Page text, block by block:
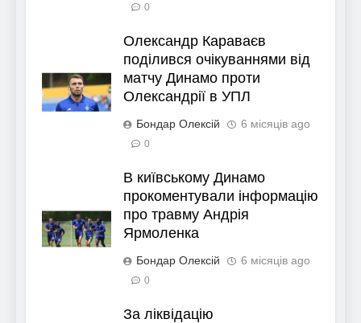
0
Олександр Караваєв
поділився очікуваннями від
матчу Динамо проти
Олександрії в УПЛ
Бондар Олексій 6 місяців ago
0
В київському Динамо
прокоментували інформацію
про травму Андрія
Ярмоленка
Бондар Олексій 6 місяців ago
0
За ліквідацію